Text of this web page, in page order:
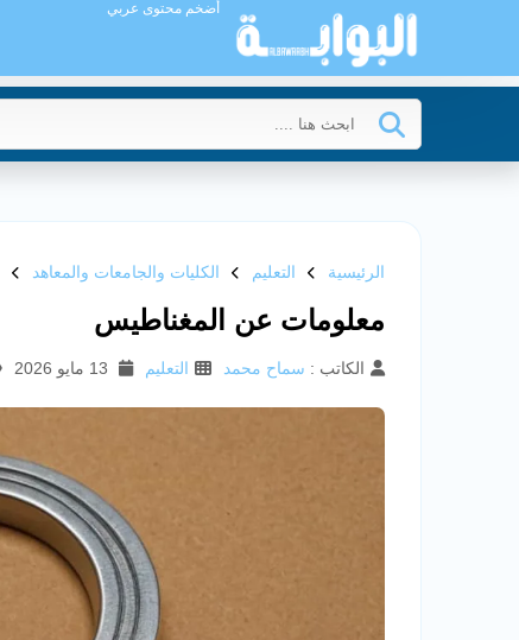
أضخم محتوى عربي
الرئيسية التعليم الكليات والجامعات والمعاهد
معلومات عن المغناطيس
الكاتب : سماح محمد التعليم